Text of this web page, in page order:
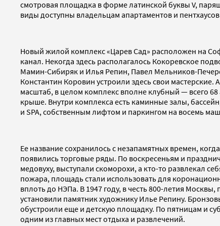
смотровая площадка в форме латинской буквы V,
виды доступны владельцам апартаментов и
Новый жилой комплекс «Царев Сад» расположен на
канал. Некогда здесь располагалось Кокоревское
Мамин-Сибиряк и Илья Репин, Павел Мельников-
Константин Коровин устроили здесь свои
масштаб, в целом комплекс вполне клубный — всего
крыше. Внутри комплекса есть каминные залы,
и SPA, собственным лифтом и паркингом на восемь
Ее название сохранилось с незапамятных времен,
появились торговые ряды. По воскресеньям и
медовуху, выступали скоморохи, а кто-то развлекал
пожара, площадь стали использовать для
вплоть до НЭПа. В 1947 году, в честь 800-летия
установили памятник художнику Илье Репину.
обустроили еще и детскую площадку. По пятницам и
одним из главных мест отдыха и развлечений.